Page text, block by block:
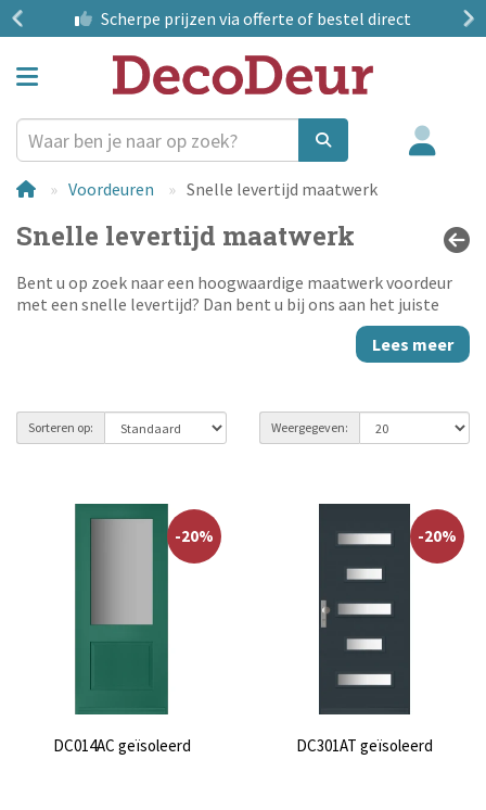
Scherpe prijzen via offerte of bestel direct
Voordeuren Snelle levertijd maatwerk
Snelle levertijd maatwerk
Bent u op zoek naar een hoogwaardige maatwerk voordeur
met een snelle levertijd? Dan bent u bij ons aan het juiste
adres. Speciaal in onze actieperiode profiteert u t/m 30 juni
van een extra snelle levertijd: uw maatwerk voordeur wordt al
geleverd binnen 7 werkweken. Zo combineert u de voordelen
standaard voorraad deuren verwacht. Wanneer u de voordeur
ook door ons wil laten monteren, dan komen er uiteraard
Een voordeur is het visitekaartje van uw woning. Daarom wilt
u niet alleen een mooie deur, maar ook een voordeur die
veilig, duurzaam en goed isolerend is. Onze maatwerk
voordeuren worden vervaardigd uit hoogwaardige materialen
en zijn ontworpen voor jarenlang wooncomfort. U kiest zelf
de uitvoering, merbau of het isolerende
DecoTherm/Java
Therm, terwijl u verzekerd bent van
Lees meer
Sorteren op: Weergegeven:
-20%
DC014AC geïsoleerd
-20%
DC301AT geïsoleerd